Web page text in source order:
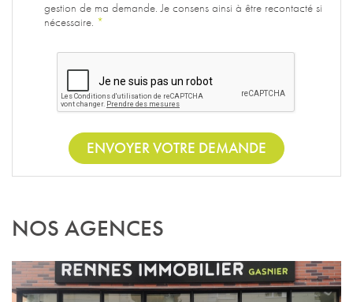
gestion de ma demande. Je consens ainsi à être recontacté si
nécessaire. *
ENVOYER VOTRE DEMANDE
NOS AGENCES